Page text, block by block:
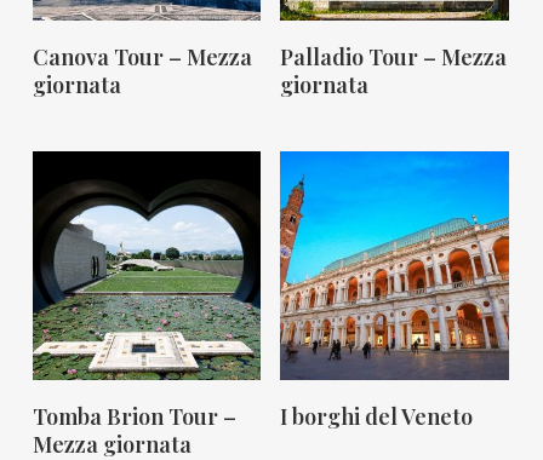
Mi Interessa!
Canova Tour – Mezza
giornata
Mi Interessa!
Palladio Tour – Mezza
giornata
Mi Interessa!
Tomba Brion Tour –
Mezza giornata
Mi Interessa!
I borghi del Veneto